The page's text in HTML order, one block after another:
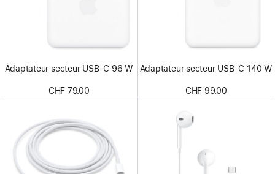
Adaptateur secteur USB‑C 96 W
CHF 79.00
Adaptateur secteur USB-C 140 W
CHF 99.00